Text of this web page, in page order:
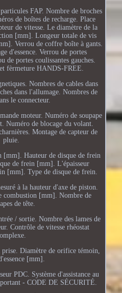
FAP. Nombre de broches
de boîtes de recharge. Place
de vitesse. Le diamètre de la
[mm]. Longeur totale de vis
Verrou de coffre boîte à gants.
d'essence. Verrou de portes
de portes coulissantes gauches.
fèrmeture HANDS-FREE.
Nombres de cables dans
dans l'allumage. Nombres de
le connecteur.
moteur. Numéro de soupape
Numéro de blocage du volant.
Montage de capteur de
pluie.
[mm]. Hauteur de disque de frein
de frein [mm]. L'épaisseur
[mm]. Type de disque de frein.
à la hauteur d'axe de piston.
combustion [mm]. Nombre de
de tête.
/ sortie. Nombre des lames de
Contrôle de vitesse rhéostat
Diamètre de orifice témoin,
[mm].
PDC. Système d'assistance au
- CODE DE SÉCURITÉ.